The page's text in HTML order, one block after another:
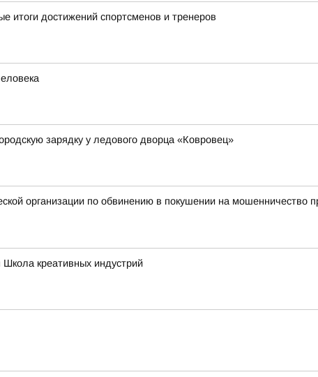
итоги достижений спортсменов и тренеров
зарядку у ледового дворца «Ковровец»
организации по обвинению в покушении на мошенничество
креативных индустрий